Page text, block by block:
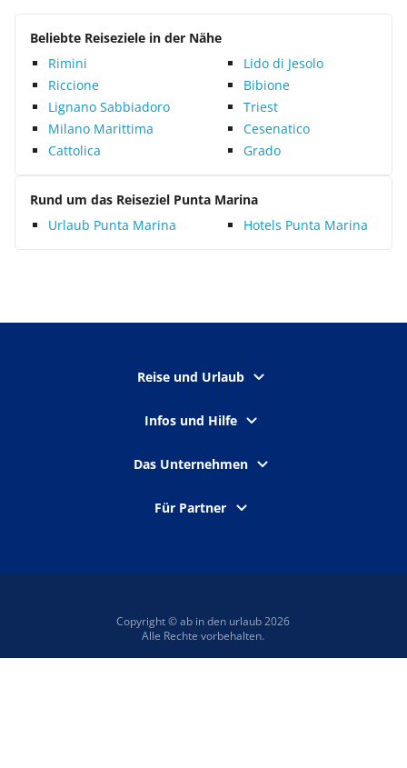
Beliebte Reiseziele in der Nähe
Rimini
Lido di Jesolo
Riccione
Bibione
Lignano Sabbiadoro
Triest
Milano Marittima
Cesenatico
Cattolica
Grado
Rund um das Reiseziel Punta Marina
Urlaub Punta Marina
Hotels Punta Marina
Reise und Urlaub
Infos und Hilfe
Das Unternehmen
Für Partner
Copyright © ab in den urlaub 2026
Alle Rechte vorbehalten.